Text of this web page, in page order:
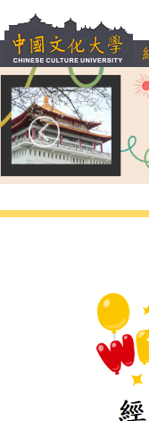
到
主
要
內
容
區